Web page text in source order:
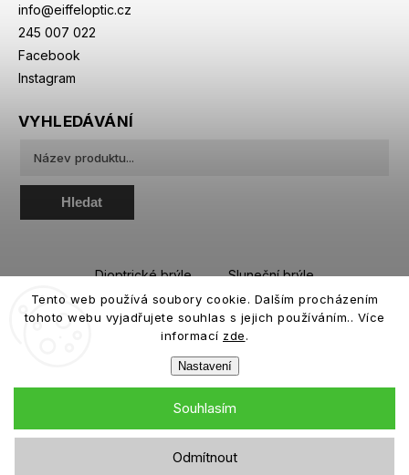
Tento web používá soubory cookie. Dalším procházením
tohoto webu vyjadřujete souhlas s jejich používáním.. Více
informací zde.
Nastavení
Odmítnout
Souhlasím
info@eiffeloptic.cz
245 007 022
Facebook
Instagram
VYHLEDÁVÁNÍ
Hledat
Dioptrické brýle
Sluneční brýle
Sportovní brýle
Kontaktní čočky
Roztoky a oční kapky
Copyright 2026eiffeloptic.cz. Všechna práva vyhrazena.